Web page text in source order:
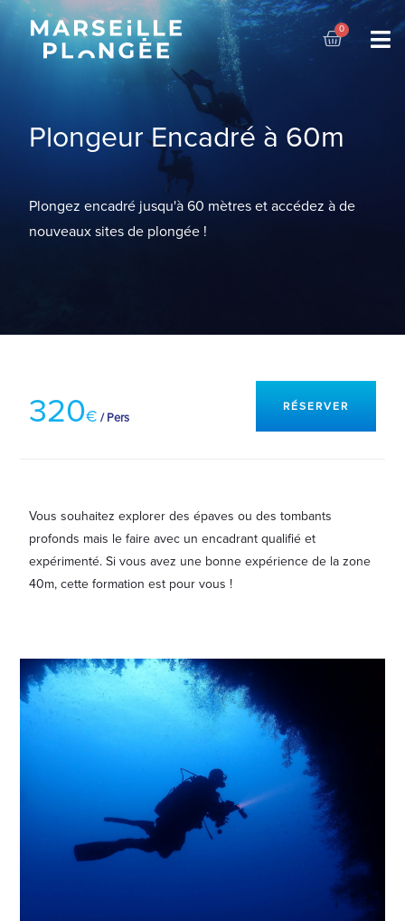
Plongeur Encadré à 60m
Plongez encadré jusqu'à 60 mètres et accédez à de
nouveaux sites de plongée !
320€ / Pers
RÉSERVER
Vous souhaitez explorer des épaves ou des tombants
profonds mais le faire avec un encadrant qualifié et
expérimenté. Si vous avez une bonne expérience de la zone
40m, cette formation est pour vous !